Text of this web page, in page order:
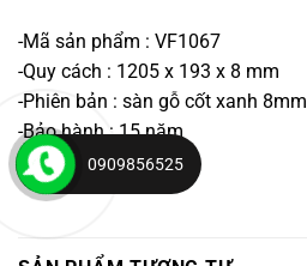
-Mã sản phẩm : VF1067
-Quy cách : 1205 x 193 x 8 mm
-Phiên bản : sàn gỗ cốt xanh 8mm
-Bảo hành : 15 năm
-Xuất xứ : Thái Lan
0909856525